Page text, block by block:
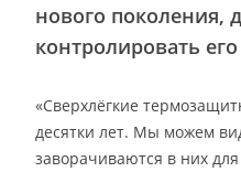
нового поколения,
контролировать
«Сверхлёгкие
десятки лет. Мы можем
заворачиваются в них